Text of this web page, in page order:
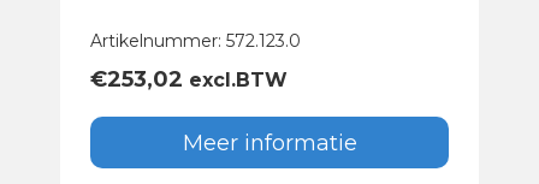
Artikelnummer: 572.123.0
€253,02 excl.BTW
Meer informatie